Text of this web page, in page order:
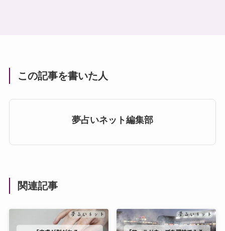
この記事を書いた人
夢占いネット編集部
関連記事